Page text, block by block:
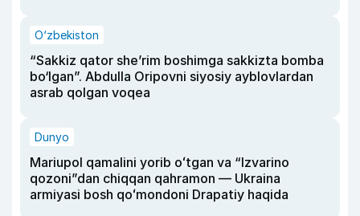
O‘zbekiston
“Sakkiz qator she’rim boshimga sakkizta bomba
bo‘lgan”. Abdulla Oripovni siyosiy ayblovlardan
asrab qolgan voqea
Dunyo
Mariupol qamalini yorib oʻtgan va “Izvarino
qozoni”dan chiqqan qahramon — Ukraina
armiyasi bosh qoʻmondoni Drapatiy haqida